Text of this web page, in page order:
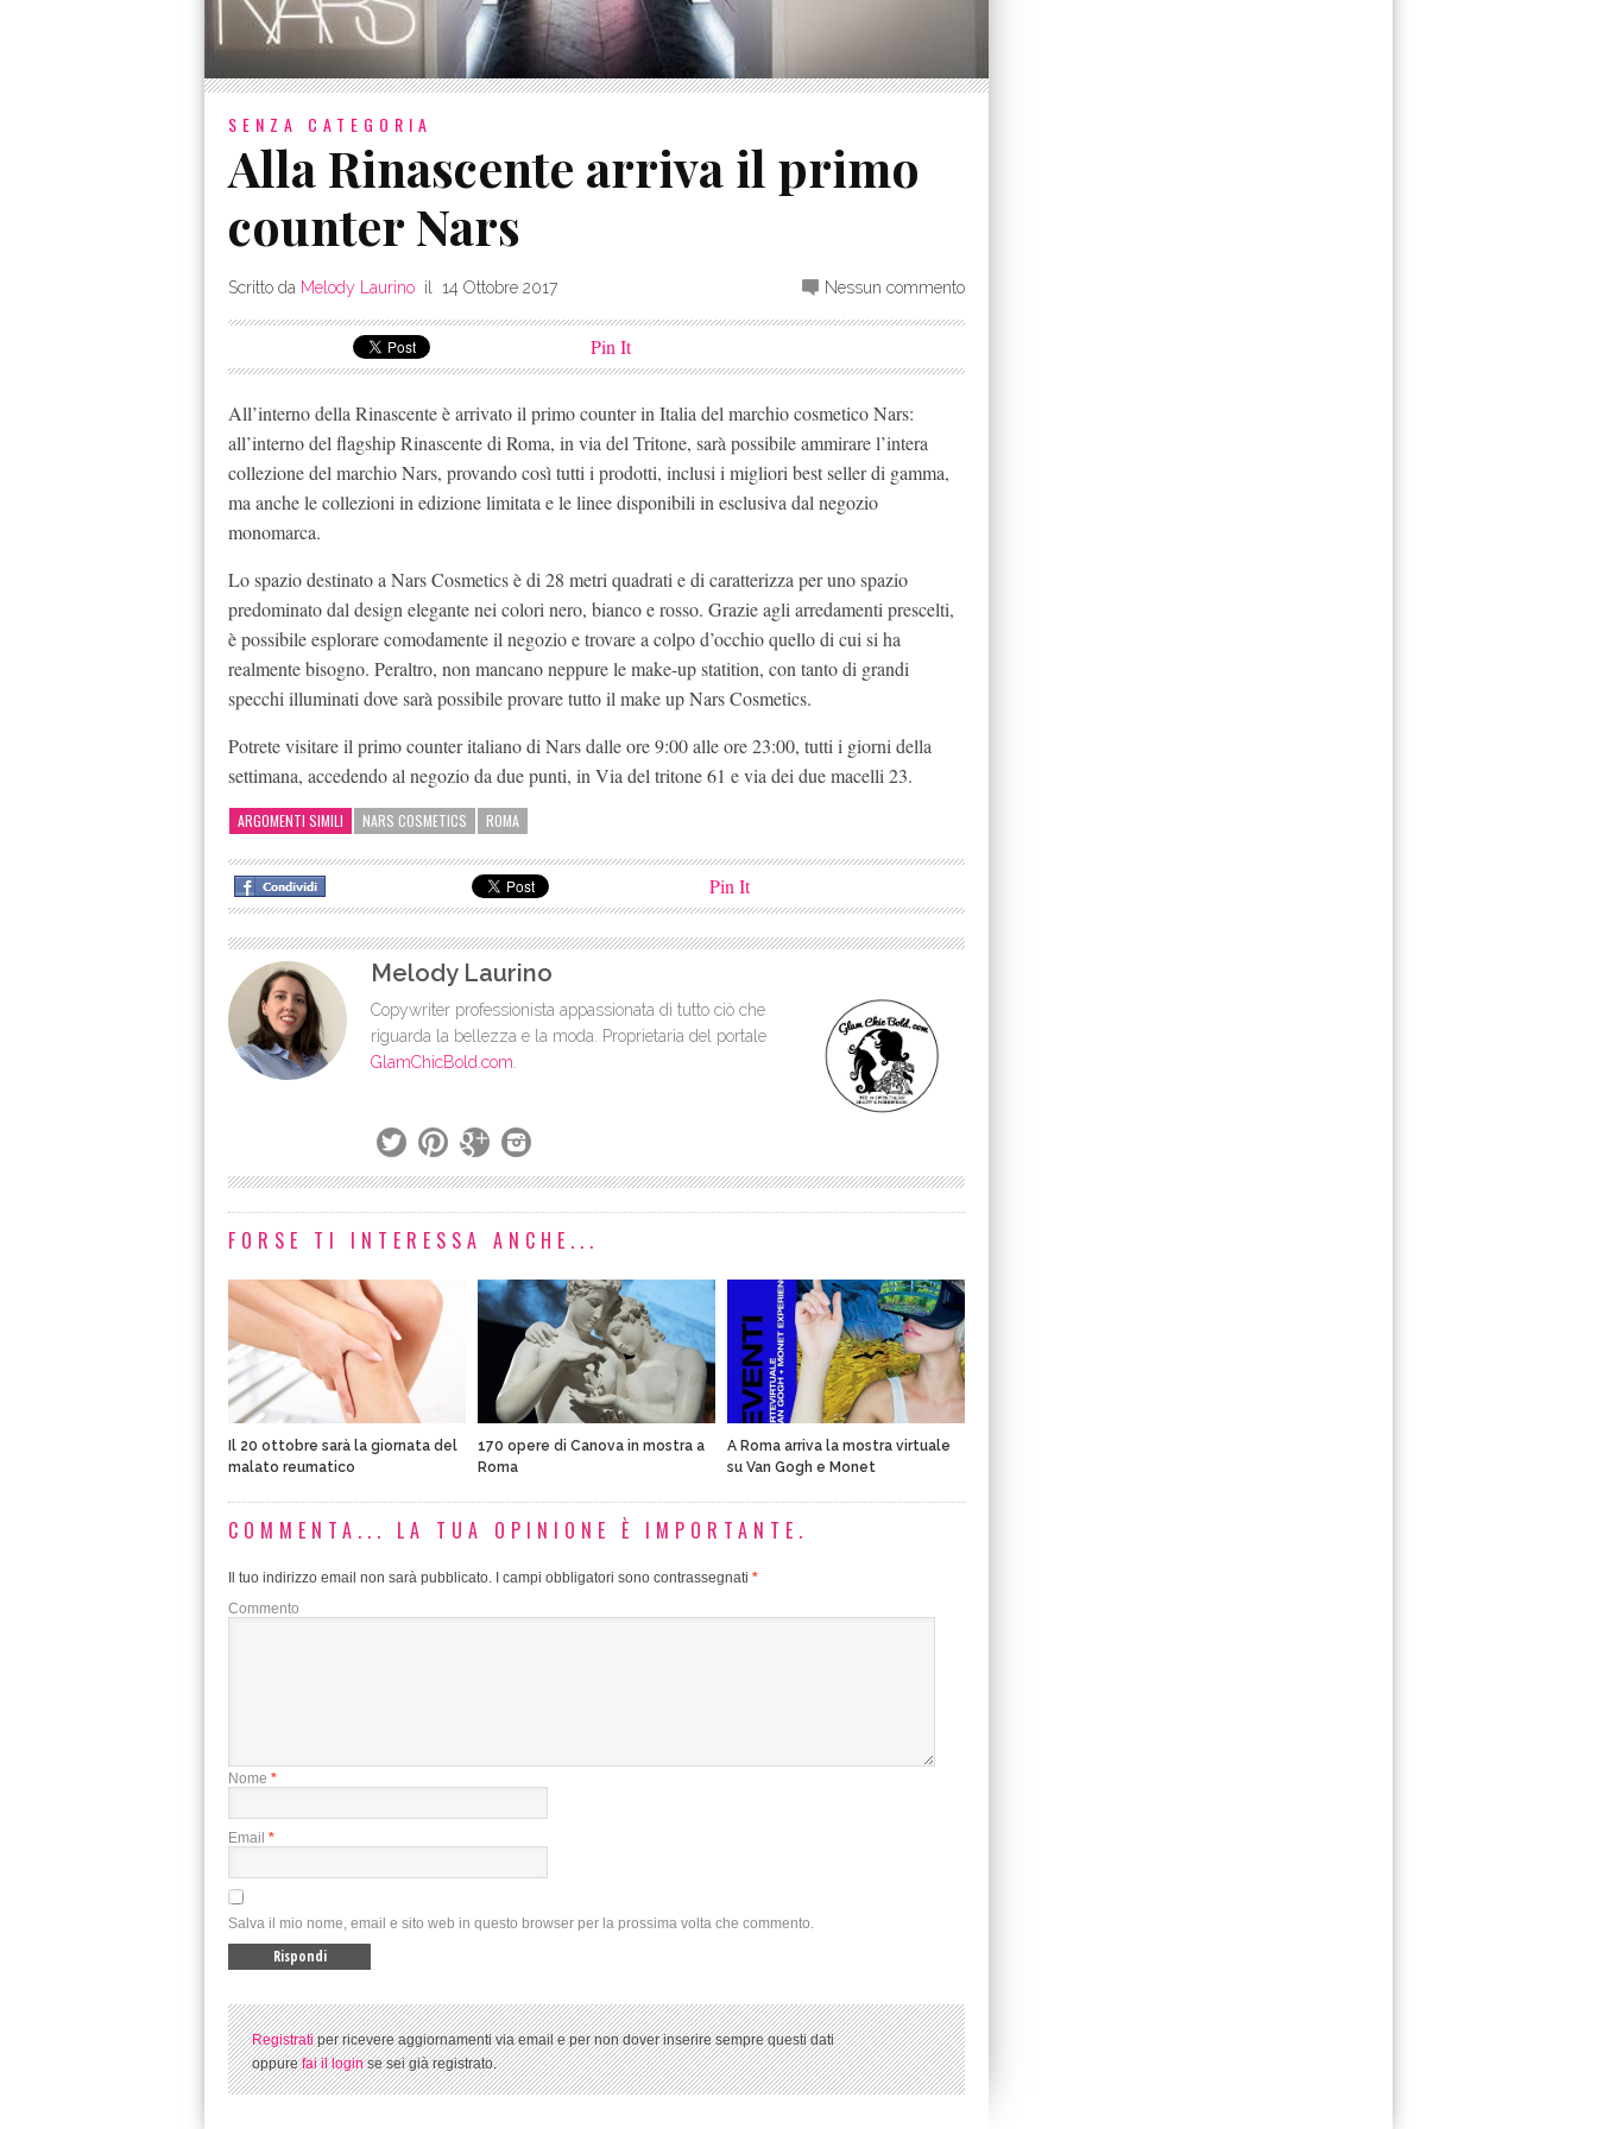
SENZA CATEGORIA
Alla Rinascente arriva il primo
counter Nars
Scritto da Melody Laurino il 14 Ottobre 2017 Nessun commento
Pin It
All’interno della Rinascente è arrivato il primo counter in Italia del marchio cosmetico Nars:
all’interno del flagship Rinascente di Roma, in via del Tritone, sarà possibile ammirare l’intera
collezione del marchio Nars, provando così tutti i prodotti, inclusi i migliori best seller di gamma,
ma anche le collezioni in edizione limitata e le linee disponibili in esclusiva dal negozio
monomarca.
Lo spazio destinato a Nars Cosmetics è di 28 metri quadrati e di caratterizza per uno spazio
predominato dal design elegante nei colori nero, bianco e rosso. Grazie agli arredamenti prescelti,
è possibile esplorare comodamente il negozio e trovare a colpo d’occhio quello di cui si ha
realmente bisogno. Peraltro, non mancano neppure le make-up statition, con tanto di grandi
specchi illuminati dove sarà possibile provare tutto il make up Nars Cosmetics.
Potrete visitare il primo counter italiano di Nars dalle ore 9:00 alle ore 23:00, tutti i giorni della
settimana, accedendo al negozio da due punti, in Via del tritone 61 e via dei due macelli 23.
ARGOMENTI SIMILI NARS COSMETICS ROMA
Pin It
Melody Laurino
Copywriter professionista appassionata di tutto ciò che
riguarda la bellezza e la moda. Proprietaria del portale
GlamChicBold.com
FORSE TI INTERESSA ANCHE...
Il 20 ottobre sarà la giornata del
malato reumatico
170 opere di Canova in mostra a
Roma
A Roma arriva la mostra virtuale
su Van Gogh e Monet
COMMENTA... LA TUA OPINIONE È IMPORTANTE.
Il tuo indirizzo email non sarà pubblicato. I campi obbligatori sono contrassegnati *
Commento
Nome *
Email *
Salva il mio nome, email e sito web in questo browser per la prossima volta che commento.
Registratiper ricevere aggiornamenti via email e per non dover inserire sempre questi dati
oppurefai il loginse sei già registrato.